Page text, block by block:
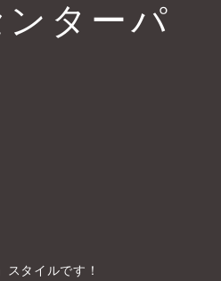
ターパ
タイルです！